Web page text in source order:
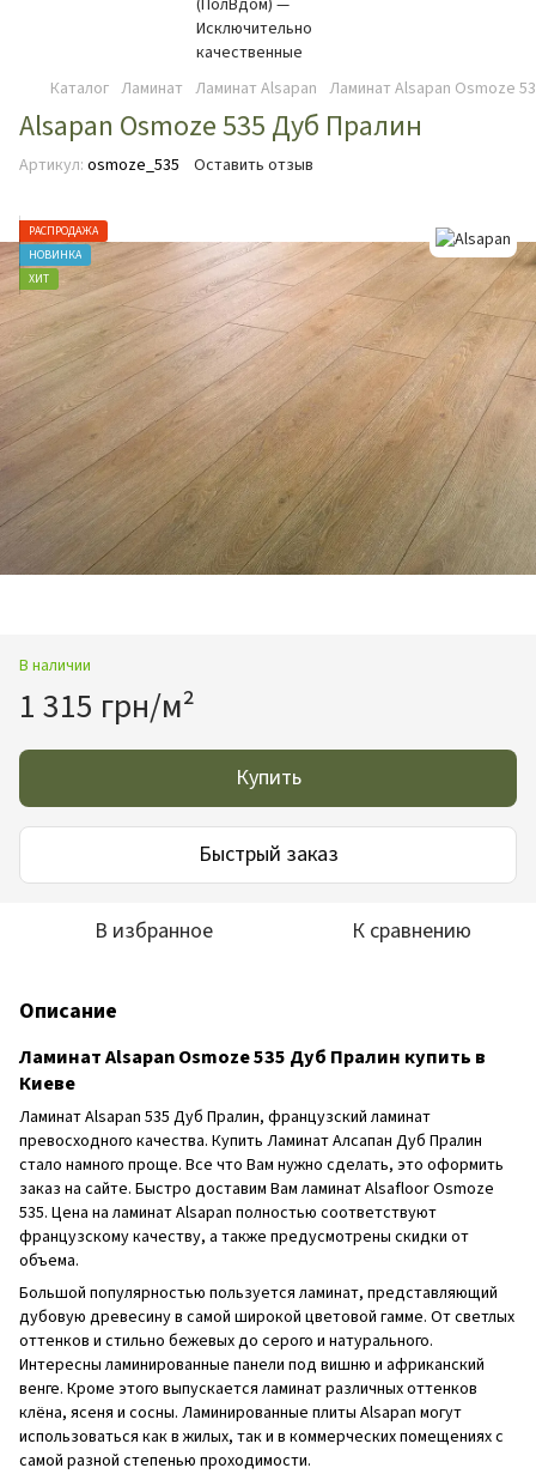
Каталог Ламинат Ламинат Alsapan Ламинат Alsapan Osmoze
Alsapan Osmoze 535 Дуб Пралин
Артикул: osmoze_535 Оставить отзыв
РАСПРОДАЖА
НОВИНКА
ХИТ
В наличии
1 315 грн/м²
Купить
Быстрый заказ
В избранное К сравнению
Описание
Ламинат Alsapan Osmoze 535 Дуб Пралин купить в
Киеве
Ламинат Alsapan 535 Дуб Пралин, французский ламинат
превосходного качества. Купить Ламинат Алсапан Дуб Пралин
стало намного проще. Все что Вам нужно сделать, это оформить
заказ на сайте. Быстро доставим Вам ламинат Alsafloor Osmoze
535. Цена на ламинат Alsapan полностью соответствуют
французскому качеству, а также предусмотрены скидки от
объема.
Большой популярностью пользуется ламинат, представляющий
дубовую древесину в самой широкой цветовой гамме. От светлых
оттенков и стильно бежевых до серого и натурального.
Интересны ламинированные панели под вишню и африканский
венге. Кроме этого выпускается ламинат различных оттенков
клёна, ясеня и сосны. Ламинированные плиты Alsapan могут
использоваться как в жилых, так и в коммерческих помещениях с
самой разной степенью проходимости.